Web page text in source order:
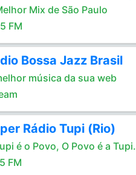
Mix de São Paulo
FM
Bossa Jazz Brasil
música da sua web
Rádio Tupi (Rio)
é o Povo, O Povo é a Tupi.
FM